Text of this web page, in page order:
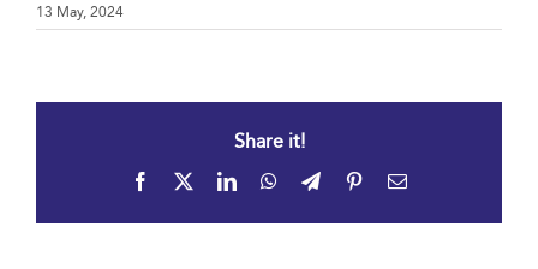
13 May, 2024
Share it!
Facebook LinkedInWhatsApp
TelegramPinterestEmail